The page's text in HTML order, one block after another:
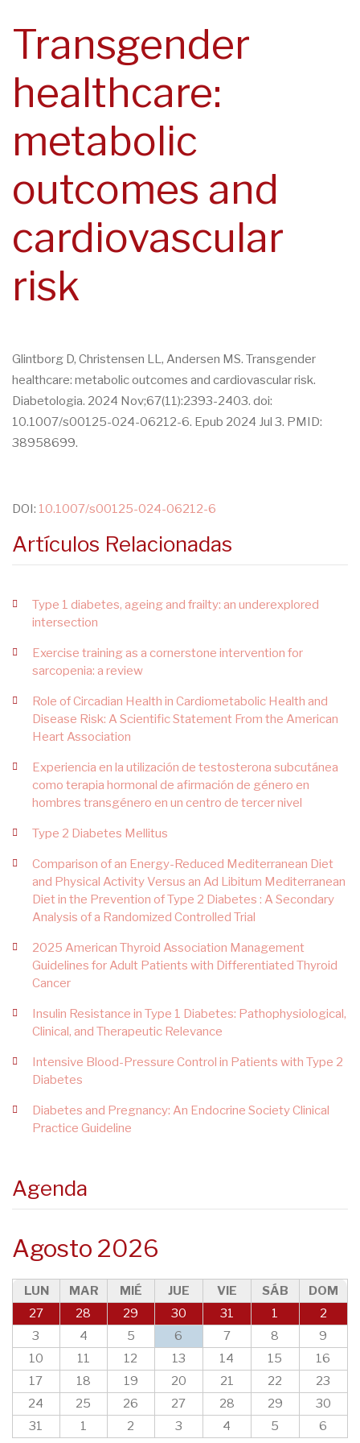
Transgender
healthcare:
metabolic
outcomes and
cardiovascular
risk
Glintborg D, Christensen LL, Andersen MS. Transgender
healthcare: metabolic outcomes and cardiovascular risk.
Diabetologia. 2024 Nov;67(11):2393-2403. doi:
10.1007/s00125-024-06212-6. Epub 2024 Jul 3. PMID:
38958699.
DOI: 10.1007/s00125-024-06212-6
Artículos Relacionadas
Type 1 diabetes, ageing and frailty: an underexplored
intersection
Exercise training as a cornerstone intervention for
sarcopenia: a review
Role of Circadian Health in Cardiometabolic Health and
Disease Risk: A Scientific Statement From the American
Heart Association
Experiencia en la utilización de testosterona subcutánea
como terapia hormonal de afirmación de género en
hombres transgénero en un centro de tercer nivel
Type 2 Diabetes Mellitus
Comparison of an Energy-Reduced Mediterranean Diet
and Physical Activity Versus an Ad Libitum Mediterranean
Diet in the Prevention of Type 2 Diabetes : A Secondary
Analysis of a Randomized Controlled Trial
2025 American Thyroid Association Management
Guidelines for Adult Patients with Differentiated Thyroid
Cancer
Insulin Resistance in Type 1 Diabetes: Pathophysiological,
Clinical, and Therapeutic Relevance
Intensive Blood-Pressure Control in Patients with Type 2
Diabetes
Diabetes and Pregnancy: An Endocrine Society Clinical
Practice Guideline
Agenda
Agosto 2026
LUN MAR MIÉ JUE VIE SÁB
DOM
27
28 29 30 31 1
2
3
4 5 6 7 8
9
10
11 12 13 14 15
16
17
18 19 20 21 22
23
24
25 26 27 28 29
30
31
1 2 3 4 5 6